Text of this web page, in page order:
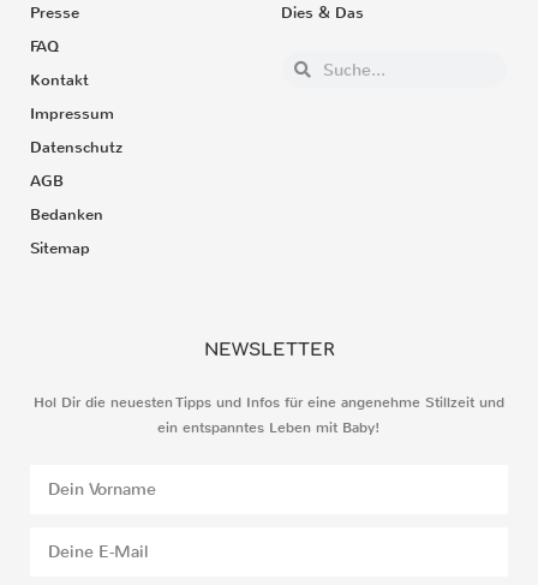
Presse
FAQ
Kontakt
Impressum
Datenschutz
AGB
Bedanken
Sitemap
Dies & Das
NEWSLETTER
Hol Dir die neuesten Tipps und Infos für eine angenehme Stillzeit und
ein entspanntes Leben mit Baby!